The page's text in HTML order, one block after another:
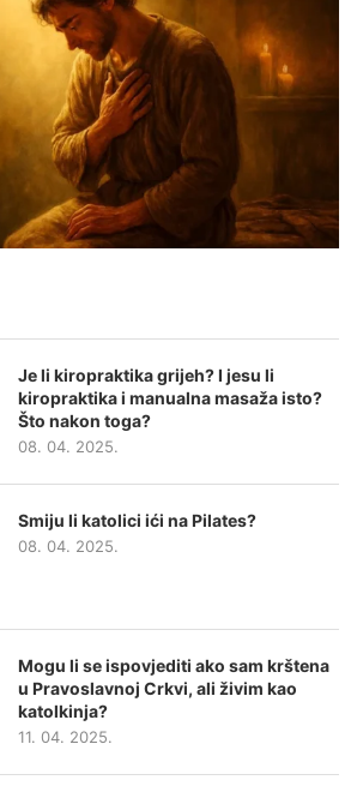
Je li kiropraktika grijeh? I jesu li
kiropraktika i manualna masaža isto?
Što nakon toga?
08. 04. 2025.
Smiju li katolici ići na Pilates?
08. 04. 2025.
Mogu li se ispovjediti ako sam krštena
u Pravoslavnoj Crkvi, ali živim kao
katolkinja?
11. 04. 2025.